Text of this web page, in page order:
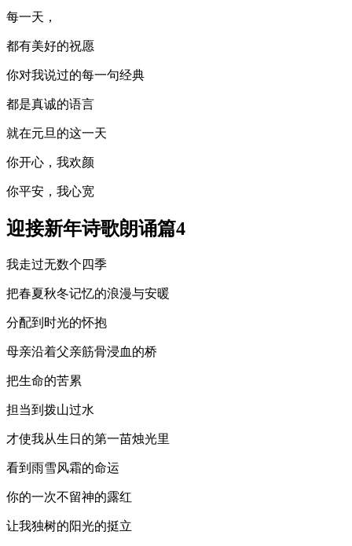
每一天，
都有美好的祝愿
你对我说过的每一句经典
都是真诚的语言
就在元旦的这一天
你开心，我欢颜
你平安，我心宽
迎接新年诗歌朗诵篇4
我走过无数个四季
把春夏秋冬记忆的浪漫与安暖
分配到时光的怀抱
母亲沿着父亲筋骨浸血的桥
把生命的苦累
担当到拨山过水
才使我从生日的第一苗烛光里
看到雨雪风霜的命运
你的一次不留神的露红
让我独树的阳光的挺立